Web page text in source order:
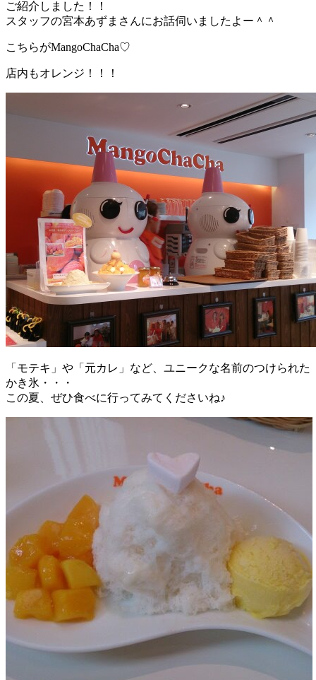
ご紹介しました！！
スタッフの宮本あずまさんにお話伺いましたよー＾＾
こちらがMangoChaCha♡
店内もオレンジ！！！
「モテキ」や「元カレ」など、ユニークな名前のつけられた
かき氷・・・
この夏、ぜひ食べに行ってみてくださいね♪